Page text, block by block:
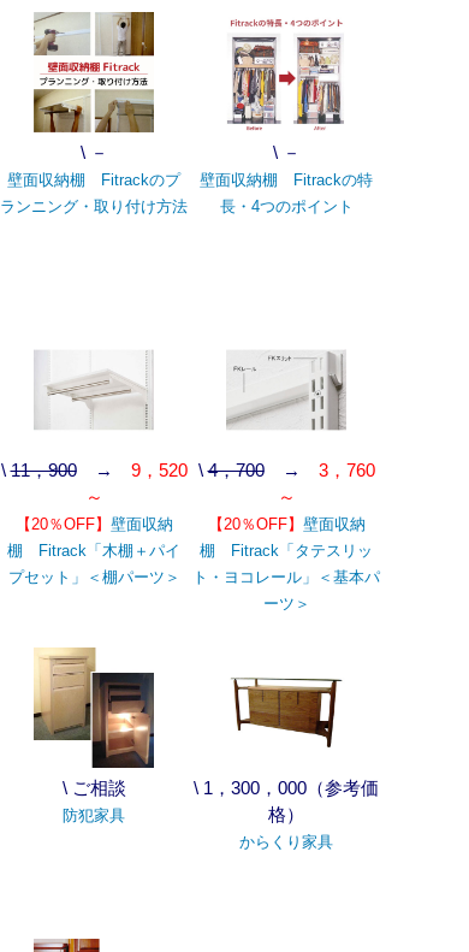
\ －
壁面収納棚 Fitrackのプ
ランニング・取り付け方法
\ －
壁面収納棚 Fitrackの特
長・4つのポイント
\11，900→ 9，520
～
【20％OFF】 壁面収納
棚 Fitrack「木棚＋パイ
プセット」＜棚パーツ＞
\4，700→ 3，760
～
【20％OFF】 壁面収納
棚 Fitrack「タテスリッ
ト・ヨコレール」＜基本パ
ーツ＞
\ ご相談
防犯家具
\ 1，300，000（参考価
格）
からくり家具